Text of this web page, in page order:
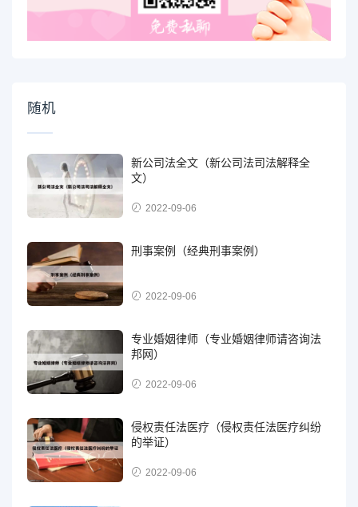
随机
新公司法全文（新公司法司法解释全
文）
2022-09-06
刑事案例（经典刑事案例）
2022-09-06
专业婚姻律师（专业婚姻律师请咨询法
邦网）
2022-09-06
侵权责任法医疗（侵权责任法医疗纠纷
的举证）
2022-09-06